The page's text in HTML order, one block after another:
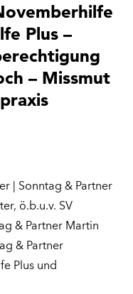
Plus –
– Missmut
| Sonntag & Partner
ö.b.u.v. SV
& Partner Martin
& Partner
Plus und